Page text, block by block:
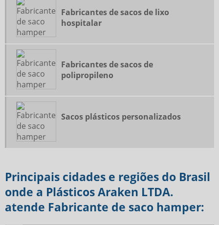
Fabricantes de sacos de lixo
hospitalar
Fabricantes de sacos de
polipropileno
Sacos plásticos personalizados
Principais cidades e regiões do Brasil
onde a Plásticos Araken LTDA.
atende Fabricante de saco hamper: